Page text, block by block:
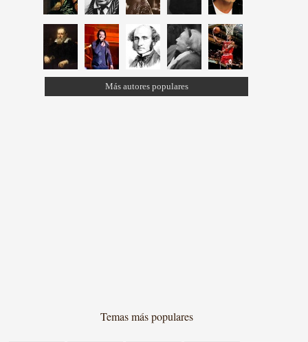
Más autores populares
Temas más populares